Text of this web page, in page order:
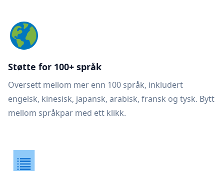
Støtte for 100+ språk
Oversett mellom mer enn 100 språk, inkludert
engelsk, kinesisk, japansk, arabisk, fransk og tysk. Bytt
mellom språkpar med ett klikk.